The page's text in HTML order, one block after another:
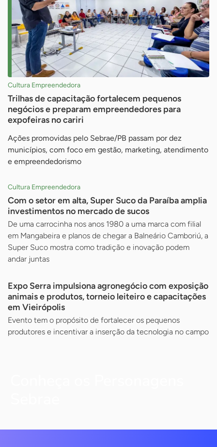
Cultura Empreendedora
Trilhas de capacitação fortalecem pequenos
negócios e preparam empreendedores para
expofeiras no cariri
Ações promovidas pelo Sebrae/PB passam por dez
municípios, com foco em gestão, marketing, atendimento
e empreendedorismo
Cultura Empreendedora
Com o setor em alta, Super Suco da Paraíba amplia
investimentos no mercado de sucos
De uma carrocinha nos anos 1980 a uma marca com filial
em Mangabeira e planos de chegar a Balneário Camboriú, a
Super Suco mostra como tradição e inovação podem
andar juntas
Expo Serra impulsiona agronegócio com exposição
animais e produtos, torneio leiteiro e capacitações
em Vieirópolis
Evento tem o propósito de fortalecer os pequenos
produtores e incentivar a inserção da tecnologia no campo